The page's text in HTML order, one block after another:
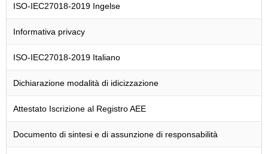
ISO-IEC27018-2019 Ingelse
Informativa privacy
ISO-IEC27018-2019 Italiano
Dichiarazione modalità di idicizzazione
Attestato Iscrizione al Registro AEE
Documento di sintesi e di assunzione di responsabilità